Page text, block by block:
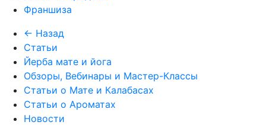
Франшиза
← Назад
Статьи
Йерба мате и йога
Обзоры, Вебинары и Мастер-Классы
Статьи о Мате и Калабасах
Статьи о Ароматах
Новости